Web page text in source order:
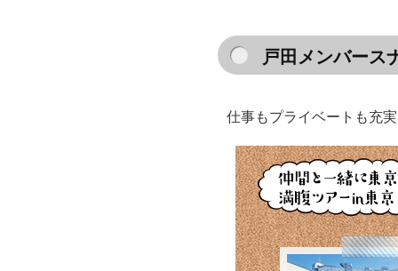
戸田メンバース
仕事もプライベートも充